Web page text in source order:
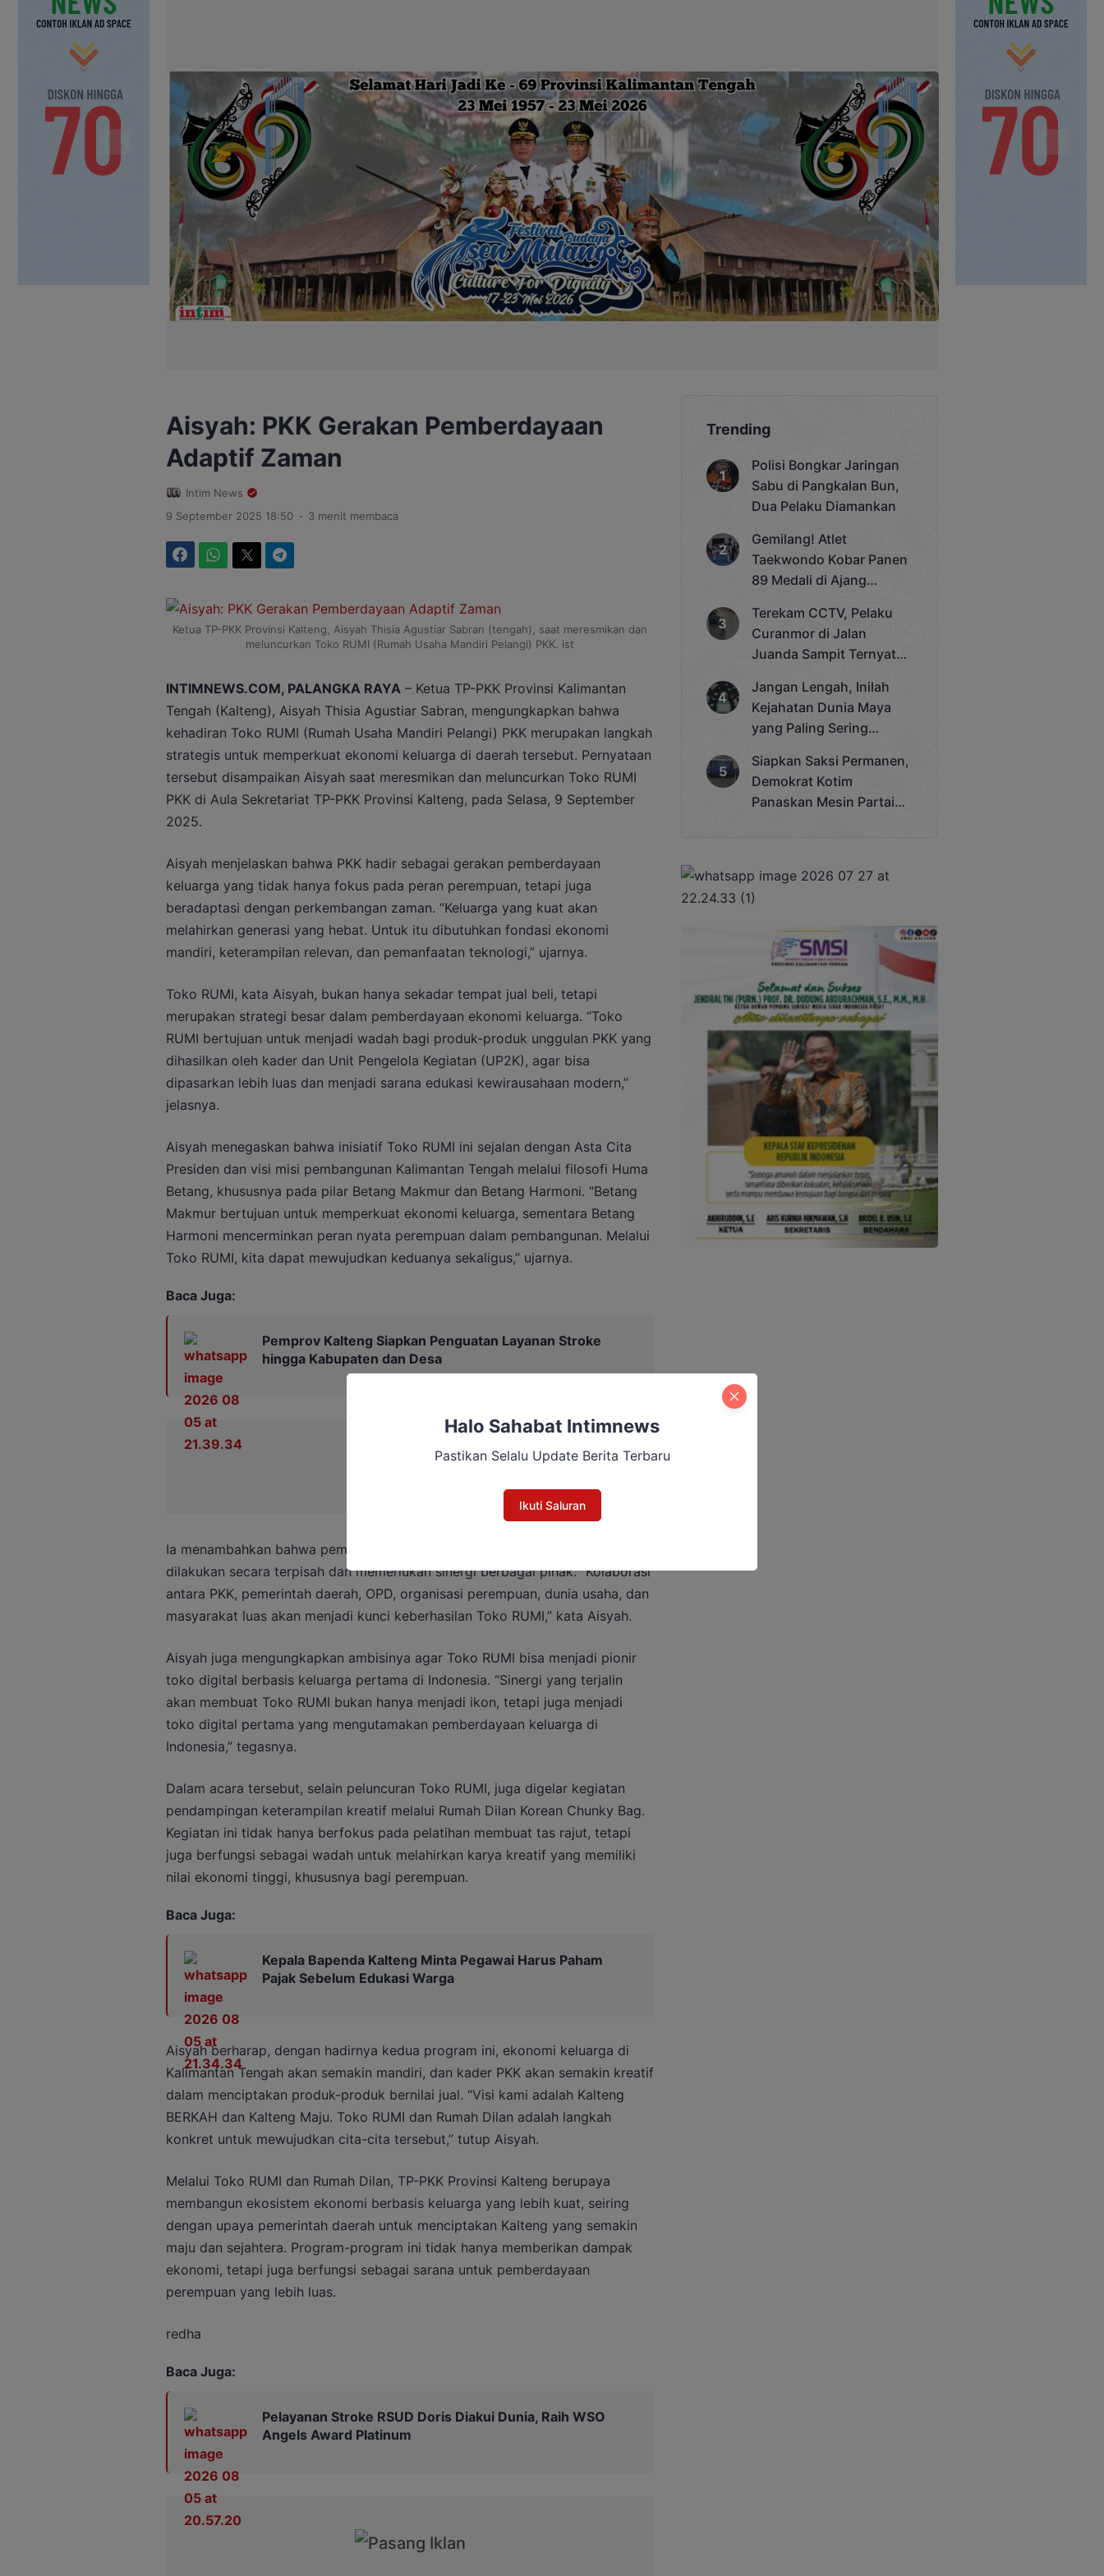
Aisyah: PKK Gerakan Pemberdayaan
Adaptif Zaman
Intim News
9 September 2025 18:50 . 3 menit membaca
Ketua TP-PKK Provinsi Kalteng, Aisyah Thisia Agustiar Sabran (tengah), saat meresmikan dan
meluncurkan Toko RUMI (Rumah Usaha Mandiri Pelangi) PKK. ist
INTIMNEWS.COM, PALANGKA RAYA – Ketua TP-PKK Provinsi Kalimantan
Tengah (Kalteng), Aisyah Thisia Agustiar Sabran, mengungkapkan bahwa
kehadiran Toko RUMI (Rumah Usaha Mandiri Pelangi) PKK merupakan langkah
strategis untuk memperkuat ekonomi keluarga di daerah tersebut. Pernyataan
tersebut disampaikan Aisyah saat meresmikan dan meluncurkan Toko RUMI
PKK di Aula Sekretariat TP-PKK Provinsi Kalteng, pada Selasa, 9 September
2025.
Aisyah menjelaskan bahwa PKK hadir sebagai gerakan pemberdayaan
keluarga yang tidak hanya fokus pada peran perempuan, tetapi juga
beradaptasi dengan perkembangan zaman. “Keluarga yang kuat akan
melahirkan generasi yang hebat. Untuk itu dibutuhkan fondasi ekonomi
mandiri, keterampilan relevan, dan pemanfaatan teknologi,” ujarnya.
Toko RUMI, kata Aisyah, bukan hanya sekadar tempat jual beli, tetapi
merupakan strategi besar dalam pemberdayaan ekonomi keluarga. “Toko
RUMI bertujuan untuk menjadi wadah bagi produk-produk unggulan PKK yang
dihasilkan oleh kader dan Unit Pengelola Kegiatan (UP2K), agar bisa
dipasarkan lebih luas dan menjadi sarana edukasi kewirausahaan modern,”
jelasnya.
Aisyah menegaskan bahwa inisiatif Toko RUMI ini sejalan dengan Asta Cita
Presiden dan visi misi pembangunan Kalimantan Tengah melalui filosofi Huma
Betang, khususnya pada pilar Betang Makmur dan Betang Harmoni. “Betang
Makmur bertujuan untuk memperkuat ekonomi keluarga, sementara Betang
Harmoni mencerminkan peran nyata perempuan dalam pembangunan. Melalui
Toko RUMI, kita dapat mewujudkan keduanya sekaligus,” ujarnya.
Baca Juga:
Pemprov Kalteng Siapkan Penguatan Layanan Stroke
hingga Kabupaten dan Desa
Ia menambahkan bahwa pemberdayaan ekonomi keluarga tidak dapat
dilakukan secara terpisah dan memerlukan sinergi berbagai pihak. “Kolaborasi
antara PKK, pemerintah daerah, OPD, organisasi perempuan, dunia usaha, dan
masyarakat luas akan menjadi kunci keberhasilan Toko RUMI,” kata Aisyah.
Aisyah juga mengungkapkan ambisinya agar Toko RUMI bisa menjadi pionir
toko digital berbasis keluarga pertama di Indonesia. “Sinergi yang terjalin
akan membuat Toko RUMI bukan hanya menjadi ikon, tetapi juga menjadi
toko digital pertama yang mengutamakan pemberdayaan keluarga di
Indonesia,” tegasnya.
Dalam acara tersebut, selain peluncuran Toko RUMI, juga digelar kegiatan
pendampingan keterampilan kreatif melalui Rumah Dilan Korean Chunky Bag.
Kegiatan ini tidak hanya berfokus pada pelatihan membuat tas rajut, tetapi
juga berfungsi sebagai wadah untuk melahirkan karya kreatif yang memiliki
nilai ekonomi tinggi, khususnya bagi perempuan.
Baca Juga:
Kepala Bapenda Kalteng Minta Pegawai Harus Paham
Pajak Sebelum Edukasi Warga
Aisyah berharap, dengan hadirnya kedua program ini, ekonomi keluarga di
Kalimantan Tengah akan semakin mandiri, dan kader PKK akan semakin kreatif
dalam menciptakan produk-produk bernilai jual. “Visi kami adalah Kalteng
BERKAH dan Kalteng Maju. Toko RUMI dan Rumah Dilan adalah langkah
konkret untuk mewujudkan cita-cita tersebut,” tutup Aisyah.
Melalui Toko RUMI dan Rumah Dilan, TP-PKK Provinsi Kalteng berupaya
membangun ekosistem ekonomi berbasis keluarga yang lebih kuat, seiring
dengan upaya pemerintah daerah untuk menciptakan Kalteng yang semakin
maju dan sejahtera. Program-program ini tidak hanya memberikan dampak
ekonomi, tetapi juga berfungsi sebagai sarana untuk pemberdayaan
perempuan yang lebih luas.
redha
Baca Juga:
Pelayanan Stroke RSUD Doris Diakui Dunia, Raih WSO
Angels Award Platinum
Trending
Polisi Bongkar Jaringan
Sabu di Pangkalan Bun,
Dua Pelaku Diamankan
Gemilang! Atlet
Taekwondo Kobar Panen
89 Medali di Ajang
Cup 2025
Terekam CCTV, Pelaku
Curanmor di Jalan
Juanda Sampit Ternyata
Jangan Lengah, Inilah
Kejahatan Dunia Maya
yang Paling Sering
Siapkan Saksi Permanen,
Demokrat Kotim
Panaskan Mesin Partai
Halo Sahabat Intimnews
Pastikan Selalu Update Berita Terbaru
Ikuti Saluran